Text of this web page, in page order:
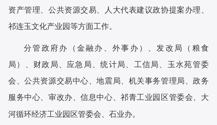
资产管理、公共资源交易、人大代表建议政协提案办理、
祁连玉文化产业园等方面工作。
分管政府办（金融办、外事办）、发改局（粮食
局）、财政局、应急局、统计局、工信局、玉水苑管委
会、公共资源交易中心、地震局、机关事务管理局、政务
服务中心、审改办、信息中心、祁青工业园区管委会、大
河循环经济工业园区管委会、石业办。